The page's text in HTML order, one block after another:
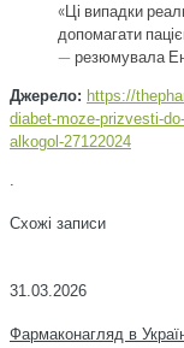
«Ці випадки
допомагати
— резюмувала
Джерело: https://
diabet-moze-prizvesti-
alkogol-27122024
.
Схожі записи
31.03.2026
Фармаконагляд в